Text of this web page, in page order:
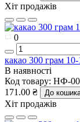
Хіт продажів
0
какао 300 грам
В наявності
Код товару: НФ-
171.00 ₴
До
Хіт продажів